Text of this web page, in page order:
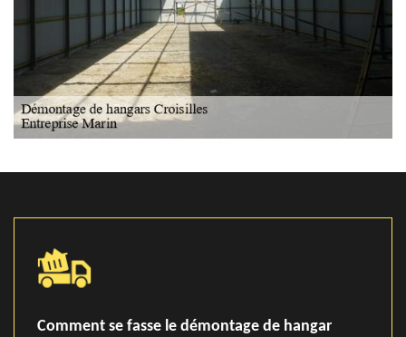
Comment se fasse le démontage de hangar